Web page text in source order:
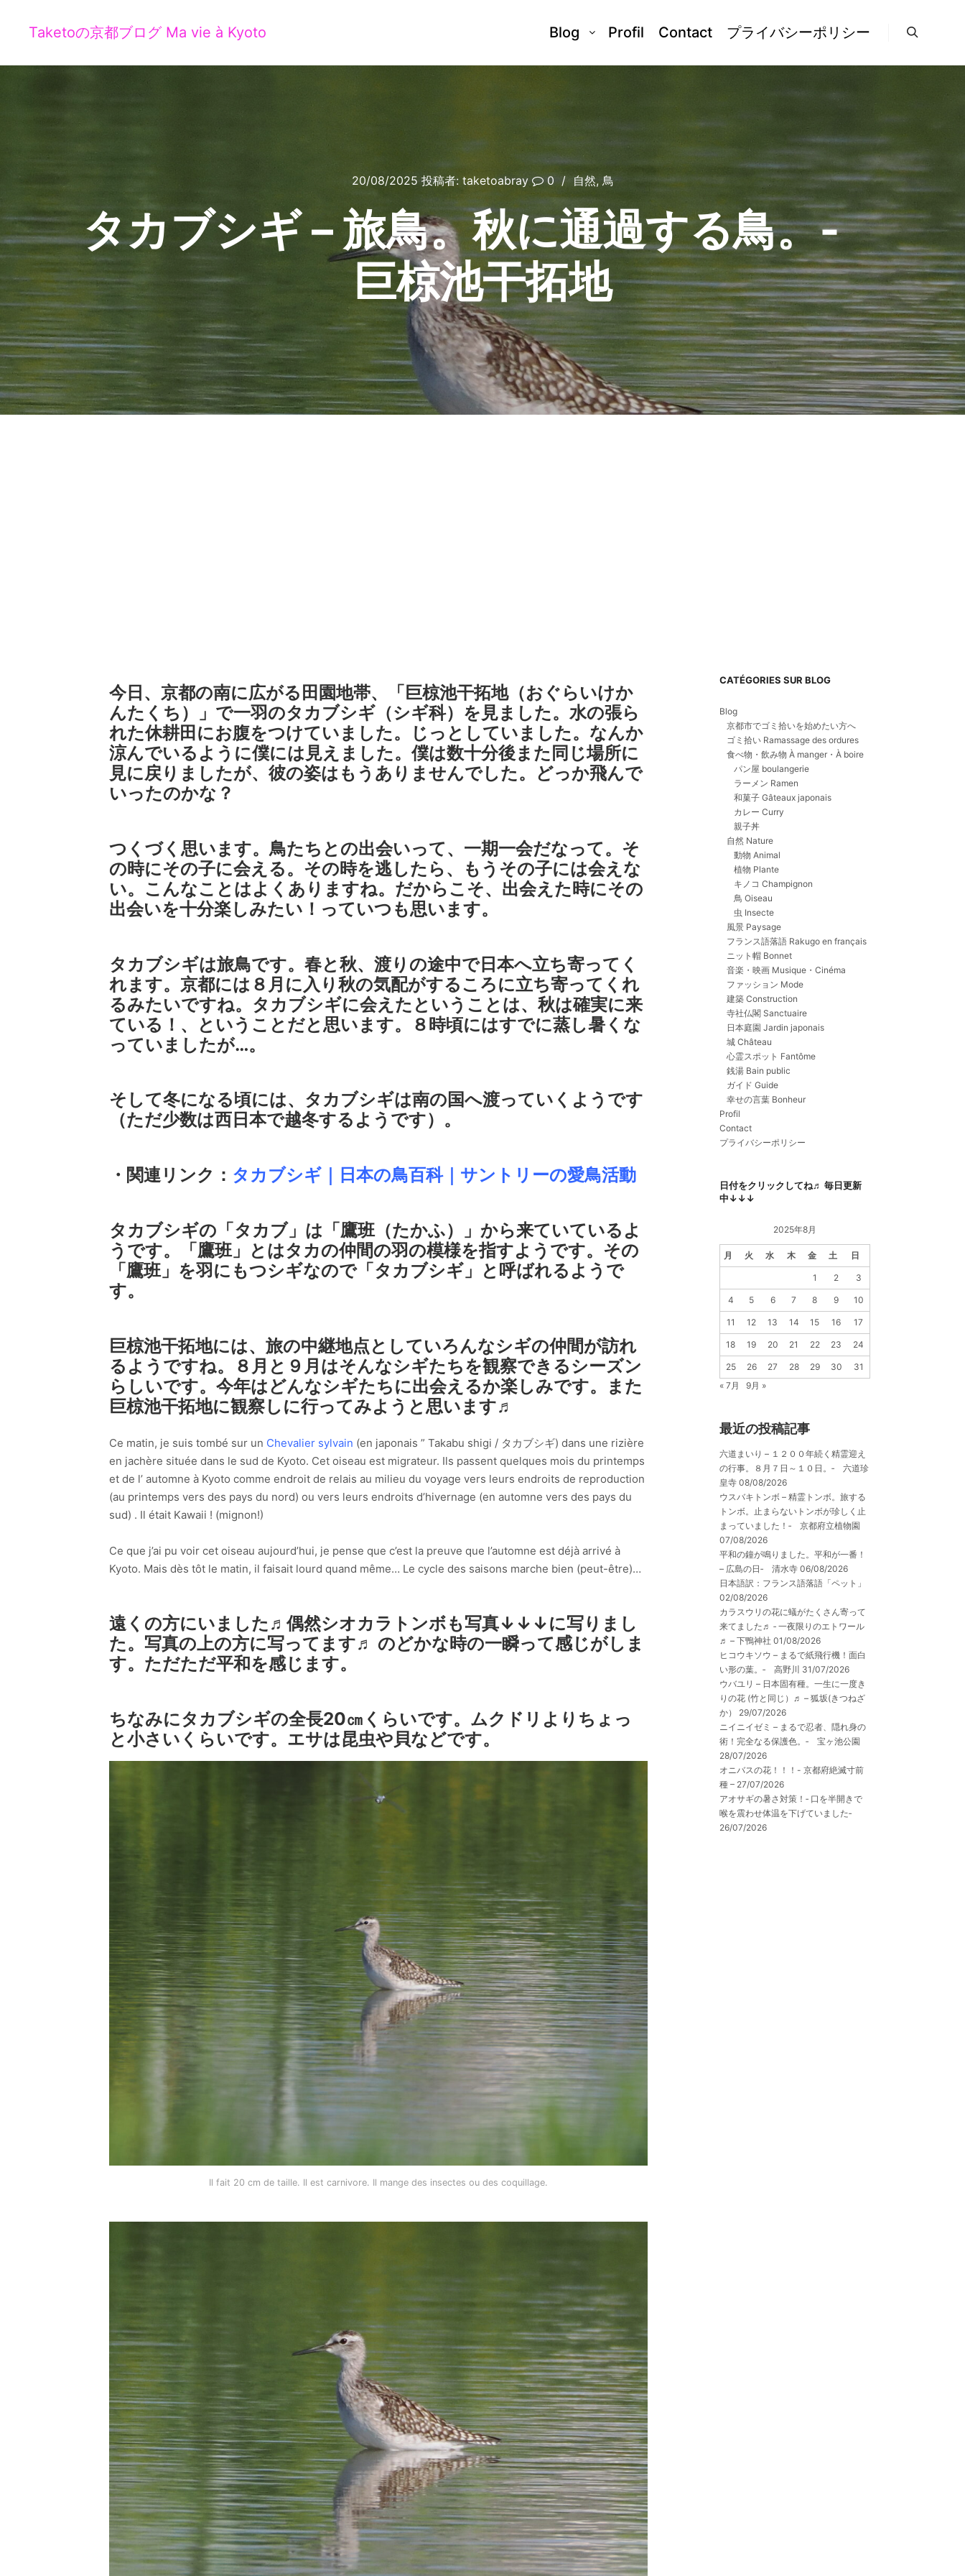
Taketoの京都ブログ Ma vie à Kyoto Blog Profil Contact プライバシーポリシー
20/08/2025 投稿者: taketoabray 0 自然,鳥
タカブシギ – 旅鳥。秋に通過する鳥。‐
巨椋池干拓地
今日、京都の南に広がる田園地帯、「巨椋池干拓地（おぐらいけか
んたくち）」で一羽のタカブシギ（シギ科）を見ました。水の張ら
れた休耕田にお腹をつけていました。じっとしていました。なんか
涼んでいるように僕には見えました。僕は数十分後また同じ場所に
見に戻りましたが、彼の姿はもうありませんでした。どっか飛んで
いったのかな？
つくづく思います。鳥たちとの出会いって、一期一会だなって。そ
の時にその子に会える。その時を逃したら、もうその子には会えな
い。こんなことはよくありますね。だからこそ、出会えた時にその
出会いを十分楽しみたい！っていつも思います。
タカブシギは旅鳥です。春と秋、渡りの途中で日本へ立ち寄ってく
れます。京都には８月に入り秋の気配がするころに立ち寄ってくれ
るみたいですね。タカブシギに会えたということは、秋は確実に来
ている！、ということだと思います。８時頃にはすでに蒸し暑くな
っていましたが…。
そして冬になる頃には、タカブシギは南の国へ渡っていくようです
（ただ少数は西日本で越冬するようです）。
・関連リンク： タカブシギ｜日本の鳥百科｜サントリーの愛鳥活動
タカブシギの「タカブ」は「鷹班（たかふ）」から来ていているよ
うです。「鷹班」とはタカの仲間の羽の模様を指すようです。その
「鷹班」を羽にもつシギなので「タカブシギ」と呼ばれるようで
す。
巨椋池干拓地には、旅の中継地点としていろんなシギの仲間が訪れ
るようですね。８月と９月はそんなシギたちを観察できるシーズン
らしいです。今年はどんなシギたちに出会えるか楽しみです。また
巨椋池干拓地に観察しに行ってみようと思います♬
Ce matin, je suis tombé sur un Chevalier sylvain (en japonais ” Takabu shigi / タカブシギ) dans une rizière
en jachère située dans le sud de Kyoto. Cet oiseau est migrateur. Ils passent quelques mois du printemps
et de l’ automne à Kyoto comme endroit de relais au milieu du voyage vers leurs endroits de reproduction
(au printemps vers des pays du nord) ou vers leurs endroits d’hivernage (en automne vers des pays du
sud) . Il était Kawaii ! (mignon!)
Ce que j’ai pu voir cet oiseau aujourd’hui, je pense que c’est la preuve que l’automne est déjà arrivé à
Kyoto. Mais dès tôt le matin, il faisait lourd quand même… Le cycle des saisons marche bien (peut-être)…
遠くの方にいました♬偶然シオカラトンボも写真↓↓↓に写りまし
た。写真の上の方に写ってます♬ のどかな時の一瞬って感じがしま
す。ただただ平和を感じます。
ちなみにタカブシギの全長20㎝くらいです。ムクドリよりちょっ
と小さいくらいです。エサは昆虫や貝などです。
Il fait 20 cm de taille. Il est carnivore. Il mange des insectes ou des coquillage.
CATÉGORIES SUR BLOG
Blog
京都市でゴミ拾いを始めたい方へ
ゴミ拾い Ramassage des ordures
食べ物・飲み物 À manger・À boire
パン屋 boulangerie
ラーメン Ramen
和菓子 Gâteaux japonais
カレー Curry
親子丼
自然 Nature
動物 Animal
植物 Plante
キノコ Champignon
鳥 Oiseau
虫 Insecte
風景 Paysage
フランス語落語 Rakugo en français
ニット帽 Bonnet
音楽・映画 Musique・Cinéma
ファッション Mode
建築 Construction
寺社仏閣 Sanctuaire
日本庭園 Jardin japonais
城 Château
心霊スポット Fantôme
銭湯 Bain public
ガイド Guide
幸せの言葉 Bonheur
Profil
Contact
プライバシーポリシー
日付をクリックしてね♬ 毎日更新
中↓↓↓
2025年8月
月 火 水 木 金 土 日
1 2 3
4 5 6 7 8 9 10
11 12 13 14 15 16 17
18 19 20 21 22 23 24
25 26 27 28 29 30
31
« 7月
9月 »
最近の投稿記事
六道まいり – １２００年続く精霊迎え
の行事。８月７日～１０日。‐ 六道珍
皇寺 08/08/2026
ウスバキトンボ – 精霊トンボ。旅する
トンボ。止まらないトンボが珍しく止
まっていました！‐ 京都府立植物園
07/08/2026
平和の鐘が鳴りました。平和が一番！
– 広島の日‐ 清水寺 06/08/2026
日本語訳：フランス語落語「ペット」
02/08/2026
カラスウリの花に蟻がたくさん寄って
来てました♬ ‐ 一夜限りのエトワール
♬ – 下鴨神社 01/08/2026
ヒコウキソウ – まるで紙飛行機！面白
い形の葉。‐ 高野川 31/07/2026
ウバユリ – 日本固有種。一生に一度き
りの花 (竹と同じ）♬ – 狐坂(きつねざ
か）
29/07/2026
ニイニイゼミ – まるで忍者、隠れ身の
術！完全なる保護色。‐ 宝ヶ池公園
28/07/2026
オニバスの花！！！- 京都府絶滅寸前
種 – 27/07/2026
アオサギの暑さ対策！‐ 口を半開きで
喉を震わせ体温を下げていました‐
26/07/2026